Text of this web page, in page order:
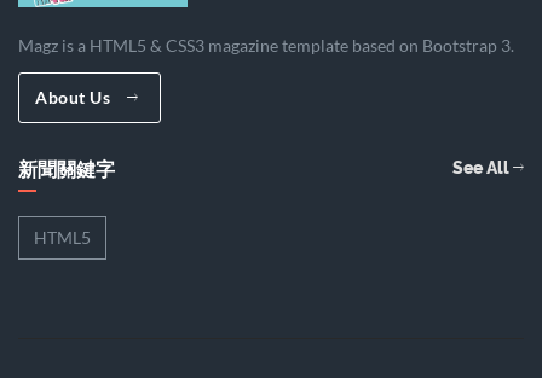
Magz is a HTML5 & CSS3 magazine template based on Bootstrap 3.
About Us
新聞關鍵字 See All
HTML5